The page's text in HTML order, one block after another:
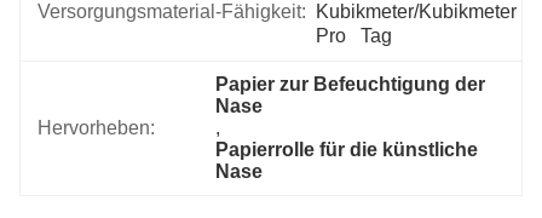
Versorgungsmaterial-Fähigkeit:
Kubikmeter/Kubikmeter
Pro   Tag
Hervorheben:
Papier zur Befeuchtigung der
Nase
,
Papierrolle für die künstliche
Nase